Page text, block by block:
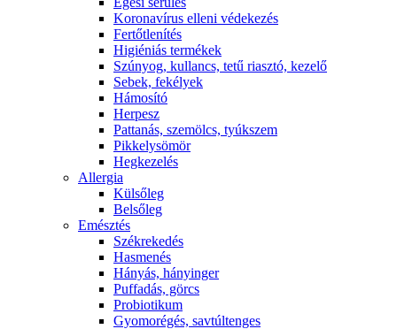
Koronavírus elleni védekezés
Fertőtlenítés
Higiéniás termékek
Szúnyog, kullancs, tetű riasztó, kezelő
Sebek, fekélyek
Hámosító
Herpesz
Pattanás, szemölcs, tyúkszem
Pikkelysömör
Hegkezelés
Allergia
Külsőleg
Belsőleg
Emésztés
Székrekedés
Hasmenés
Hányás, hányinger
Puffadás, görcs
Probiotikum
Gyomorégés, savtúltenges